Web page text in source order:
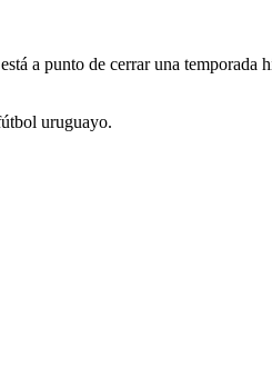
a punto de cerrar una
uruguayo.